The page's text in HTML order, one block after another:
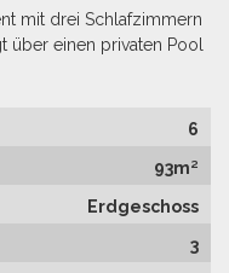
mit drei Schlafzimmern
über einen privaten Pool
6
93m²
Erdgeschoss
3